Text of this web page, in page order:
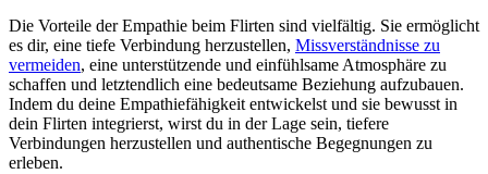
Die Vorteile der Empathie beim Flirten sind vielfältig. Sie ermöglicht
es dir, eine tiefe Verbindung herzustellen, Missverständnisse zu
vermeiden, eine unterstützende und einfühlsame Atmosphäre zu
schaffen und letztendlich eine bedeutsame Beziehung aufzubauen.
Indem du deine Empathiefähigkeit entwickelst und sie bewusst in
dein Flirten integrierst, wirst du in der Lage sein, tiefere
Verbindungen herzustellen und authentische Begegnungen zu
erleben.